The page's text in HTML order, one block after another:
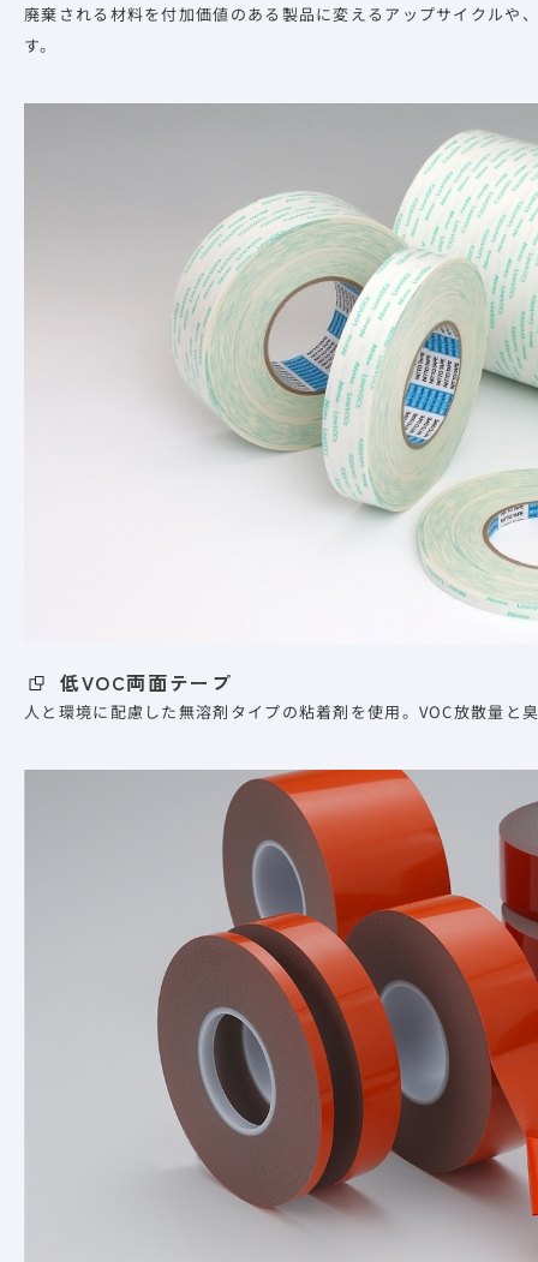
廃棄される材料を付加価値のある製品に変えるアップサイクルや
す。
低VOC両面テープ
人と環境に配慮した無溶剤タイプの粘着剤を使用。VOC放散量と